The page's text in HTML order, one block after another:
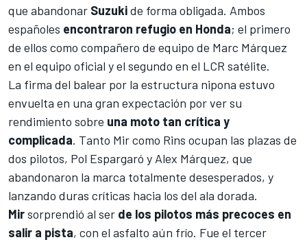
que abandonar Suzukide forma obligada. Ambos
españoles encontraron refugio en Honda; el primero
de ellos como compañero de equipo de Marc Márquez
en el equipo oficial y el segundo en el LCR satélite.
La firma del balear por la estructura nipona estuvo
envuelta en una gran expectación por ver su
rendimiento sobre una moto tan crítica y
complicada. Tanto Mir como Rins ocupan las plazas de
dos pilotos, Pol Espargaró y Alex Márquez, que
abandonaron la marca totalmente desesperados, y
lanzando duras críticas hacia los del ala dorada.
Mirsorprendió al ser de los pilotos más precoces en
salir a pista, con el asfalto aún frío. Fue el tercer